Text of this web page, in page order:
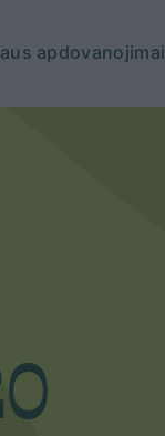
apdovanojimai